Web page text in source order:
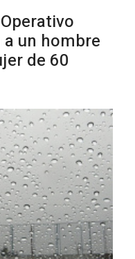
de formación